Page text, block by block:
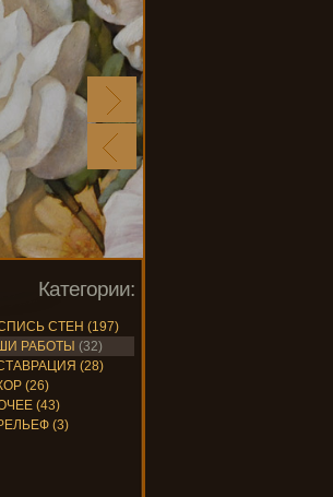
Категории:
СТЕН (197)
РАБОТЫ (32)
(28)
(26)
(43)
(3)